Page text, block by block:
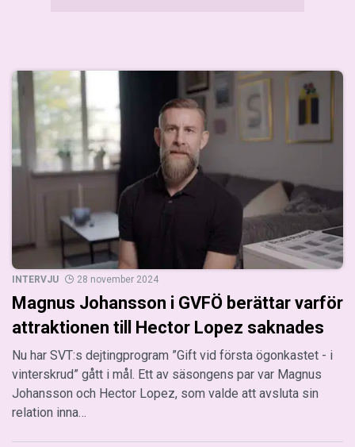
INTERVJU 28 november 2024
Magnus Johansson i GVFÖ berättar varför
attraktionen till Hector Lopez saknades
Nu har SVT:s dejtingprogram ”Gift vid första ögonkastet - i
vinterskrud” gått i mål. Ett av säsongens par var Magnus
Johansson och Hector Lopez, som valde att avsluta sin
relation inna…